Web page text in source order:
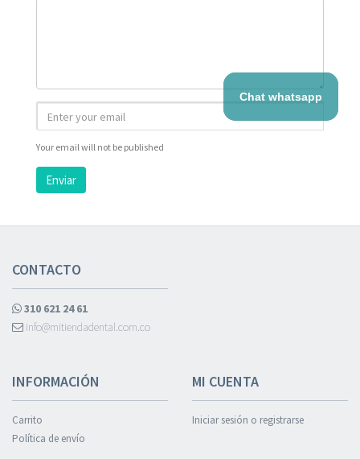
Your email will not be published
Enviar
CONTACTO
310 621 24 61
info@mitiendadental.com.co
INFORMACIÓN
Carrito
Política de envío
MI CUENTA
Iniciar sesión o registrarse
Chat whatsapp